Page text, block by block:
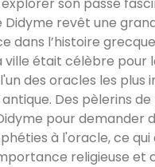
Didyme revêt une
dans l’histoire
ville était célèbre pour
des oracles les plus
Des pèlerins
pour demander
à l'oracle, ce qui
religieuse et